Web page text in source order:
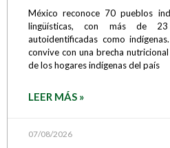
México reconoce 70 pueblos
lingüísticas, con más de
autoidentificadas como
convive con una brecha
de los hogares indígenas del país
LEER MÁS »
07/08/2026